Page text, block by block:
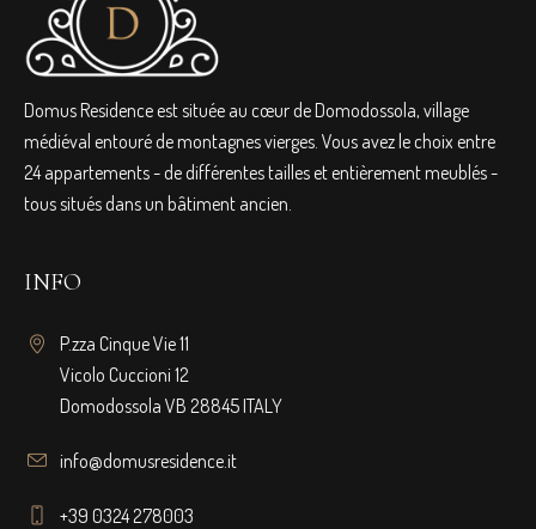
Domus Residence est située au cœur de Domodossola, village
médiéval entouré de montagnes vierges. Vous avez le choix entre
24 appartements - de différentes tailles et entièrement meublés -
tous situés dans un bâtiment ancien.
INFO
P.zza Cinque Vie 11
Vicolo Cuccioni 12
Domodossola VB 28845 ITALY
info@domusresidence.it
+39 0324 278003